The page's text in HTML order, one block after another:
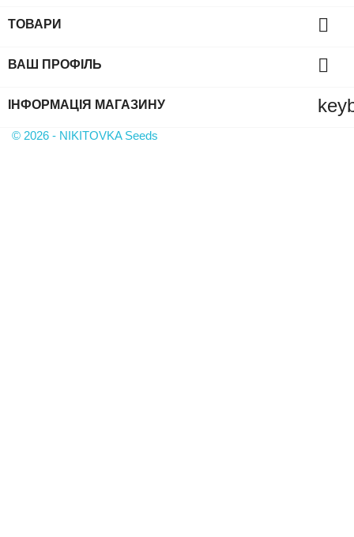
ТОВАРИ 
ВАШ ПРОФІЛЬ 
ІНФОРМАЦІЯ МАГАЗИНУ
© 2026 - NIKITOVKA Seeds